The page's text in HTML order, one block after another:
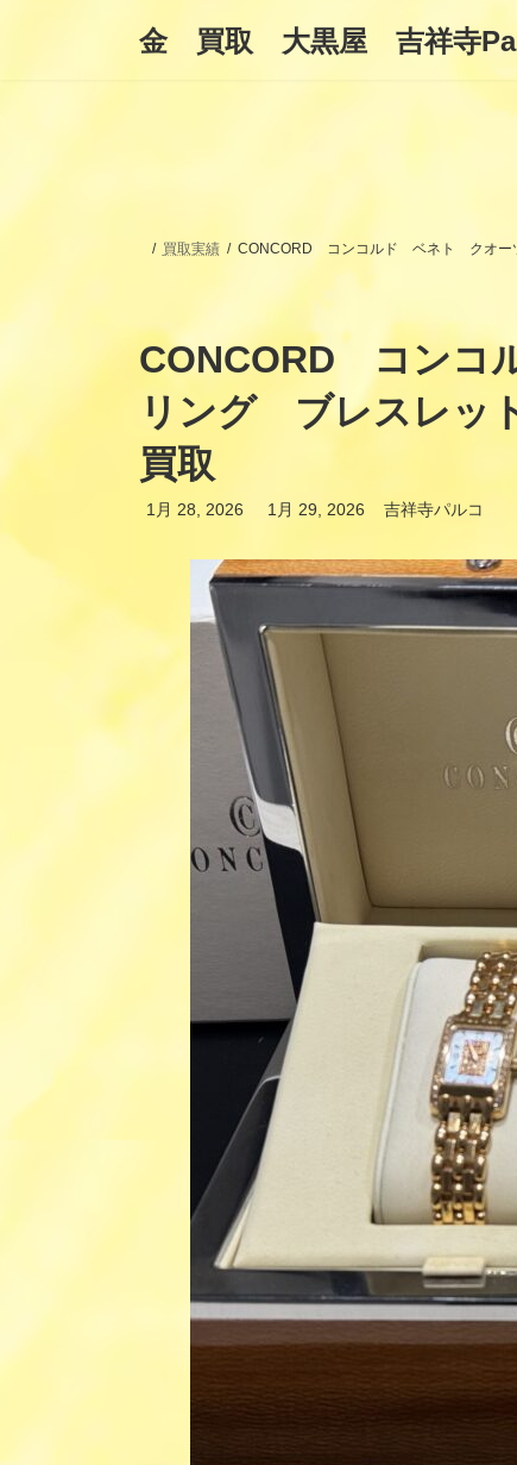
金 買取 大黒屋 吉祥寺
買取実績 CONCORD コンコルド ベネト クオ
CONCORD コン
リング ブレスレ
買取
1月 28, 2026
最
新
:
1月 29, 2026 吉祥寺パルコ